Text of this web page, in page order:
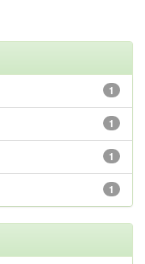
1
1
1
1